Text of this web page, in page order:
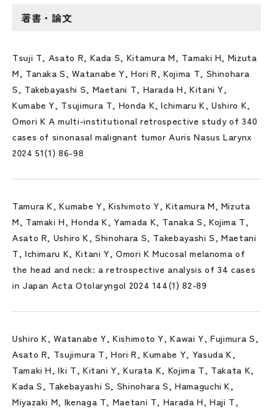
著書・論文
Tsuji T, Asato R, Kada S, Kitamura M, Tamaki H, Mizuta
M, Tanaka S, Watanabe Y, Hori R, Kojima T, Shinohara
S, Takebayashi S, Maetani T, Harada H, Kitani Y,
Kumabe Y, Tsujimura T, Honda K, Ichimaru K, Ushiro K,
Omori K A multi-institutional retrospective study of 340
cases of sinonasal malignant tumor Auris Nasus Larynx
2024 51(1) 86-98
Tamura K, Kumabe Y, Kishimoto Y, Kitamura M, Mizuta
M, Tamaki H, Honda K, Yamada K, Tanaka S, Kojima T,
Asato R, Ushiro K, Shinohara S, Takebayashi S, Maetani
T, Ichimaru K, Kitani Y, Omori K Mucosal melanoma of
the head and neck: a retrospective analysis of 34 cases
in Japan Acta Otolaryngol 2024 144(1) 82-89
Ushiro K, Watanabe Y, Kishimoto Y, Kawai Y, Fujimura S,
Asato R, Tsujimura T, Hori R, Kumabe Y, Yasuda K,
Tamaki H, Iki T, Kitani Y, Kurata K, Kojima T, Takata K,
Kada S, Takebayashi S, Shinohara S, Hamaguchi K,
Miyazaki M, Ikenaga T, Maetani T, Harada H, Haji T,